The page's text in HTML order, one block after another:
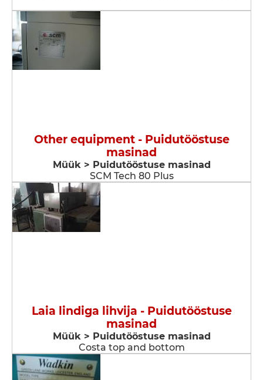
Other equipment - Puidutööstuse
masinad
Müük > Puidutööstuse masinad
SCM Tech 80 Plus
Laia lindiga lihvija - Puidutööstuse
masinad
Müük > Puidutööstuse masinad
Costa top and bottom